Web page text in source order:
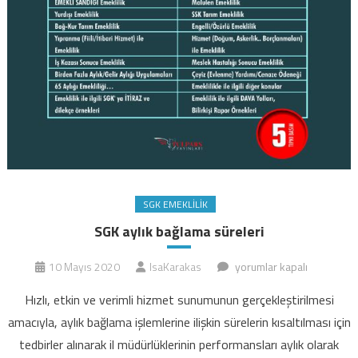
SGK EMEKLILIK
SGK aylık bağlama süreleri
10 Mayıs 2020 IsaKarakas
SGK
bağlama
süreleri
için
yorumlar kapalı
Hızlı, etkin ve verimli hizmet sunumunun gerçekleştirilmesi
amacıyla, aylık bağlama işlemlerine ilişkin sürelerin kısaltılması için
tedbirler alınarak il müdürlüklerinin performansları aylık olarak